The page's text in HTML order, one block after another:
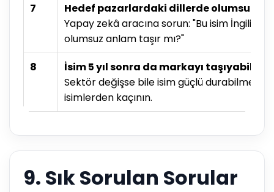
7
Hedef pazarlardaki dillerde olumsuz
Yapay zekâ aracına sorun: "Bu isim
olumsuz anlam taşır mı?"
8
İsim 5 yıl sonra da markayı
Sektör değişse bile isim güçlü durabilmeli.
isimlerden kaçının.
9. Sık Sorulan Sorular